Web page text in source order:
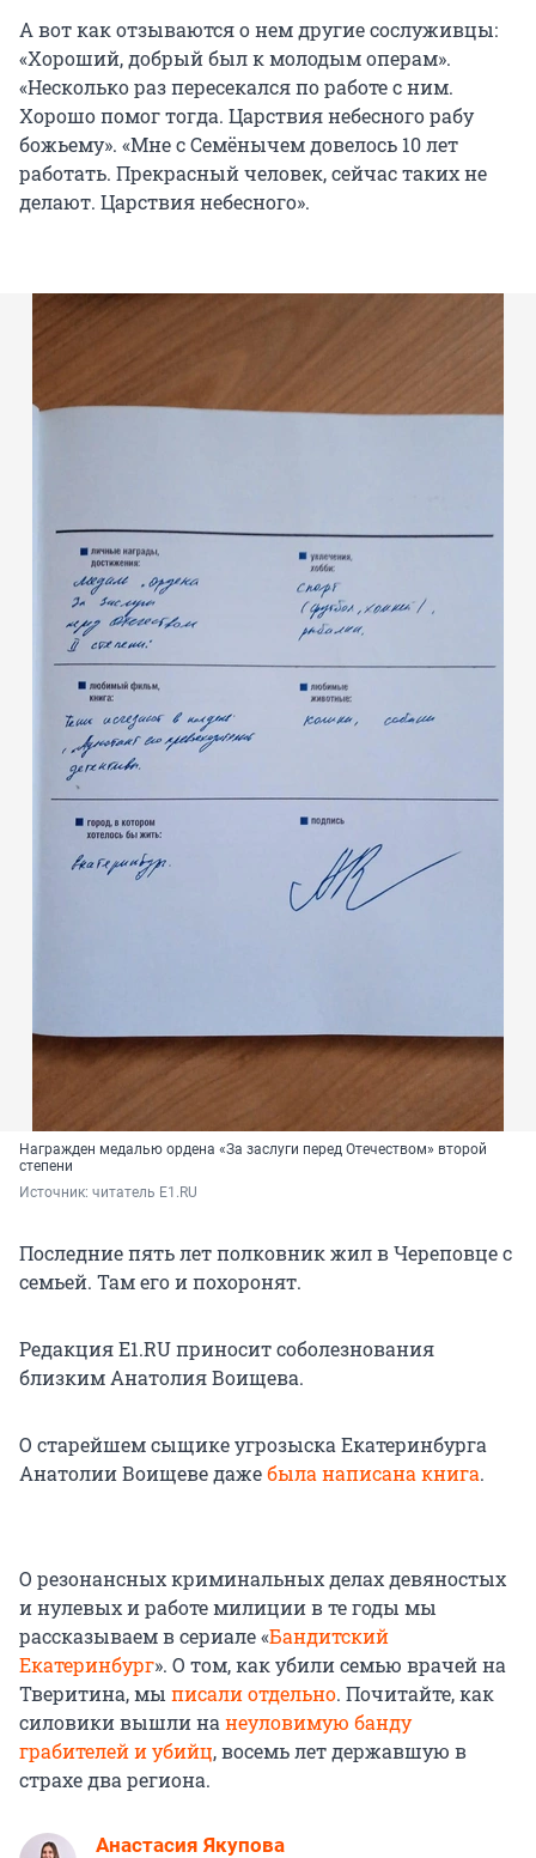
А вот как отзываются о нем другие сослуживцы:
«Хороший, добрый был к молодым операм».
«Несколько раз пересекался по работе с ним.
Хорошо помог тогда. Царствия небесного рабу
божьему». «Мне с Семёнычем довелось 10 лет
работать. Прекрасный человек, сейчас таких не
делают. Царствия небесного».
Награжден медалью ордена «За заслуги перед Отечеством» второй
степени
Источник: читатель E1.RU
Последние пять лет полковник жил в Череповце с
семьей. Там его и похоронят.
Редакция E1.RU приносит соболезнования
близким Анатолия Воищева.
О старейшем сыщике угрозыска Екатеринбурга
Анатолии Воищеве дажебыла написана книга.
О резонансных криминальных делах девяностых
и нулевых и работе милиции в те годы мы
рассказываем в сериале «Бандитский
Екатеринбург». О том, как убили семью врачей на
Тверитина, мы писали отдельно. Почитайте, как
силовики вышли на неуловимую банду
грабителей и убийц, восемь лет державшую в
страхе два региона.
Анастасия Якупова